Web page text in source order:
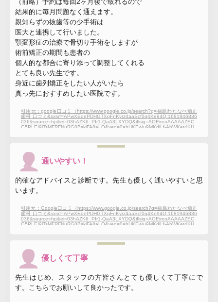
結果的に毎月問題なく通えます。
親知らずの抜歯等の少手術は
医大と連携して行いました。
顎変形症の治療で骨切り手術をしますが
術前矯正の期間も患者の
個人的な都合に寄り添って調整してくれる
とても良い先生です。
身近に歯列矯正をしたい人がいたら
真っ先におすすめしたい医院です。
引用元：google口コミ（https://www.google.co.jp/search?q=福島わたなべ矯正
歯科 口コミ&sxsrf=APwXEdePDHGTXqFnKyrz4aaScf0q4Ke94Q:1681946836
036&source=hp&ei=03hAZK6_PIr1-QaA3LXYDQ&iflsig=AOEireoAAAAAZEC
G5PLEI9lTsMFRFNuRG0BskiFA8aLO&ved=0ahUKEwju9MKdjLf-AhWKet4KH
d3Mtd2l6EAMyBQgAEKIEMgUIABCiBDIFCAAQogQyBQgAEKIEOgcIIxDqAhA
nOgUIABCABDoHCAAQBBCABDoFCCEQoAFQpQxY00pguU9oCHAAeACAA
YECiAHsFZIBBjAuMTYuMpgBAKABAqABAbABCg&sclient=gws-wiz#lrd=0x5f8
a85d80ce2fbf9:0xefdec8767991ff9e,1,,,,）
通いやすい！
的確なアドバイスと診断です。先生も優しく通いやすいと思
います。
引用元：Google口コミ（https://www.google.co.jp/search?q=福島わたなべ矯正
歯科 口コミ&sxsrf=APwXEdePDHGTXqFnKyrz4aaScf0q4Ke94Q:1681946836
036&source=hp&ei=03hAZK6_PIr1-QaA3LXYDQ&iflsig=AOEireoAAAAAZEC
G5PLEI9lTsMFRFNuRG0BskiFA8aLO&ved=0ahUKEwju9MKdjLf-AhWKet4KH
d3Mtd2l6EAMyBQgAEKIEMgUIABCiBDIFCAAQogQyBQgAEKIEOgcIIxDqAhA
nOgUIABCABDoHCAAQBBCABDoFCCEQoAFQpQxY00pguU9oCHAAeACAA
YECiAHsFZIBBjAuMTYuMpgBAKABAqABAbABCg&sclient=gws-wiz#lrd=0x5f8
a85d80ce2fbf9:0xefdec8767991ff9e,1,,,,）
優しくて丁寧
先生はじめ、スタッフの方皆さんとても優しくて丁寧にで
す。こちらでお願いして良かったです。